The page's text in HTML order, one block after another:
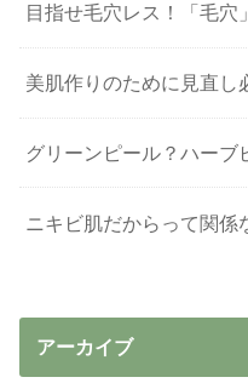
目指せ毛穴レス！「毛穴
美肌作りのために見直し
グリーンピール？ハーブ
ニキビ肌だからって関係
アーカイブ